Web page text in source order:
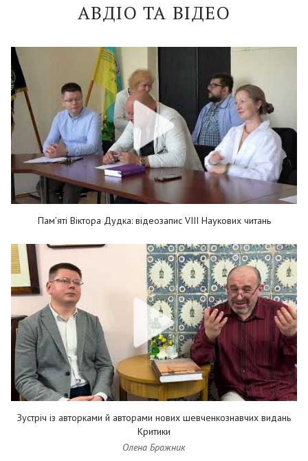
АВДІО ТА ВІДЕО
Пам’яті Віктора Дудка: відеозапис VIII Наукових читань
Зустріч із авторками й авторами нових шевченкознавчих видань
Критики
Олена Бражник